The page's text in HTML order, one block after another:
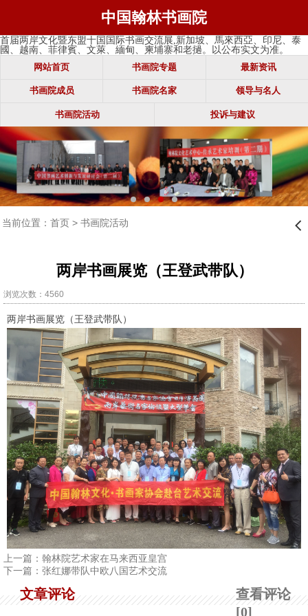
中国翰林书画院
首届两岸文化暨东盟十国国际书画交流展,新加坡、馬來西亞、印尼、泰
國、越南、菲律賓、文萊、緬甸、柬埔寨和老撾。以公布实文为准。
网站首页 书画院专题 最新资讯
书画院成员 书画院名家 领导与名人
书画院活动 投诉与建议
当前位置： 首页> 书画院活动 󰊒
两岸书画展览（王登武带队）
浏览次数：4560
两岸书画展览（王登武带队）
上一篇： 翰林院艺术家在马来西亚皇宫
下一篇： 张红娜带队中欧八国艺术交流
查看评论
[0]
文章评论